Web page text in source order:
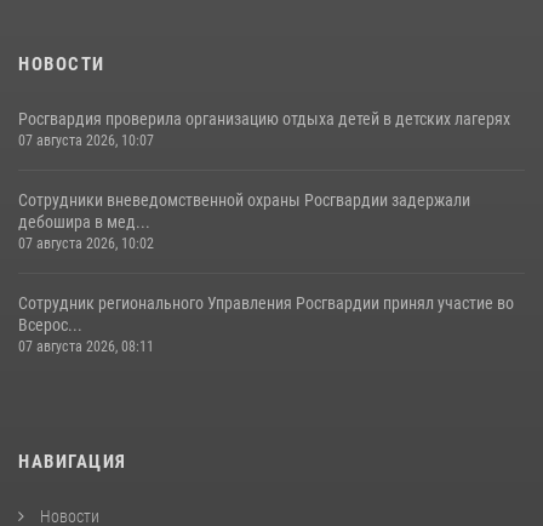
НОВОСТИ
Росгвардия проверила организацию отдыха детей в детских лагерях
07 августа 2026, 10:07
Сотрудники вневедомственной охраны Росгвардии задержали
дебошира в мед...
07 августа 2026, 10:02
Сотрудник регионального Управления Росгвардии принял участие во
Всерос...
07 августа 2026, 08:11
НАВИГАЦИЯ
Новости